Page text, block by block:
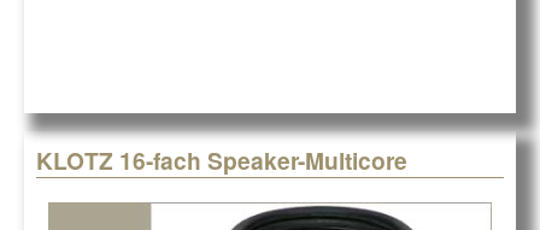
KLOTZ 16-fach Speaker-Multicore